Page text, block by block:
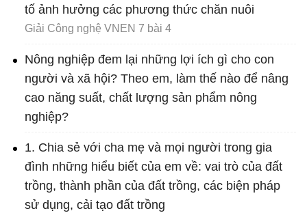
tố ảnh hưởng các phương thức chăn nuôi
Giải Công nghệ VNEN 7 bài 4
Nông nghiệp đem lại những lợi ích gì cho con
người và xã hội? Theo em, làm thế nào để nâng
cao năng suất, chất lượng sản phẩm nông
nghiệp?
1. Chia sẻ với cha mẹ và mọi người trong gia
đình những hiểu biết của em về: vai trò của đất
trồng, thành phần của đất trồng, các biện pháp
sử dụng, cải tạo đất trồng